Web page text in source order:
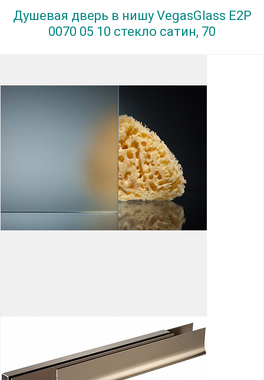
Душевая дверь в нишу VegasGlass E2P
0070 05 10 стекло сатин, 70